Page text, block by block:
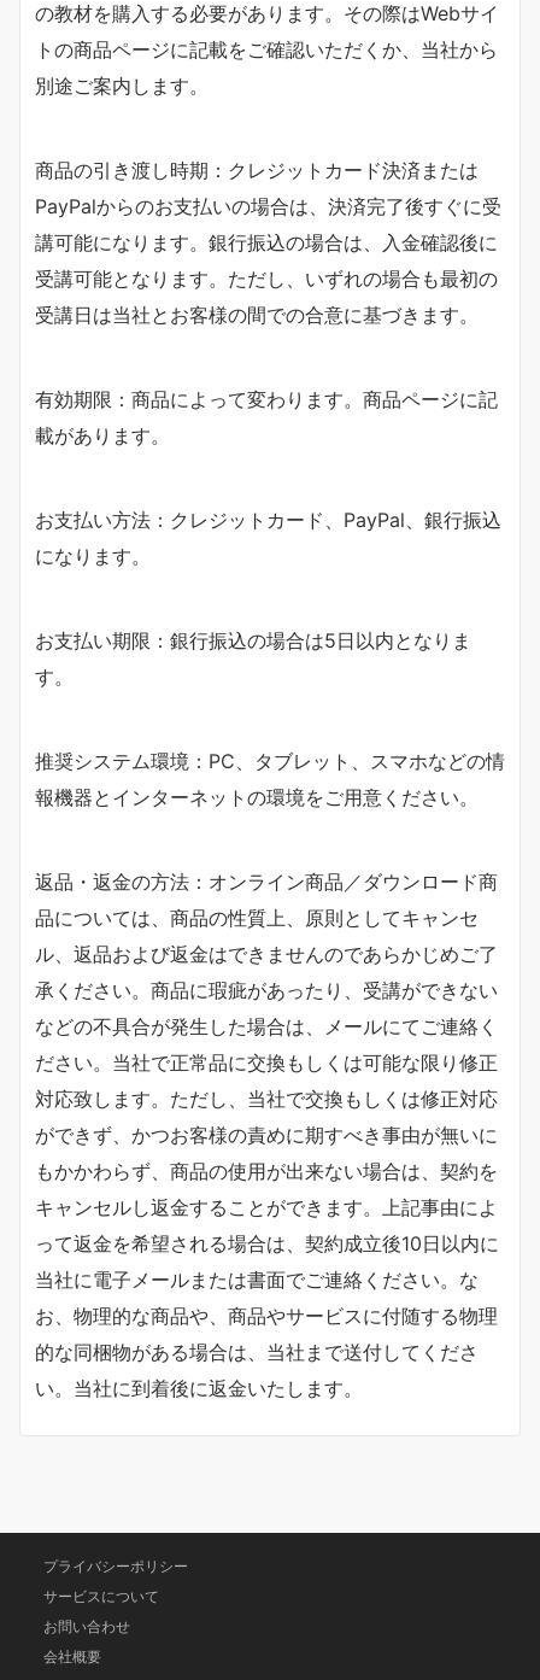
の教材を購入する必要があります。その際はWebサイ
トの商品ページに記載をご確認いただくか、当社から
別途ご案内します。
商品の引き渡し時期：クレジットカード決済または
PayPalからのお支払いの場合は、決済完了後すぐに受
講可能になります。銀行振込の場合は、入金確認後に
受講可能となります。ただし、いずれの場合も最初の
受講日は当社とお客様の間での合意に基づきます。
有効期限：商品によって変わります。商品ページに記
載があります。
お支払い方法：クレジットカード、PayPal、銀行振込
になります。
お支払い期限：銀行振込の場合は5日以内となりま
す。
推奨システム環境：PC、タブレット、スマホなどの情
報機器とインターネットの環境をご用意ください。
返品・返金の方法：オンライン商品／ダウンロード商
品については、商品の性質上、原則としてキャンセ
ル、返品および返金はできませんのであらかじめご了
承ください。商品に瑕疵があったり、受講ができない
などの不具合が発生した場合は、メールにてご連絡く
ださい。当社で正常品に交換もしくは可能な限り修正
対応致します。ただし、当社で交換もしくは修正対応
ができず、かつお客様の責めに期すべき事由が無いに
もかかわらず、商品の使用が出来ない場合は、契約を
キャンセルし返金することができます。上記事由によ
って返金を希望される場合は、契約成立後10日以内に
当社に電子メールまたは書面でご連絡ください。な
お、物理的な商品や、商品やサービスに付随する物理
的な同梱物がある場合は、当社まで送付してくださ
い。当社に到着後に返金いたします。
プライバシーポリシー
サービスについて
お問い合わせ
会社概要